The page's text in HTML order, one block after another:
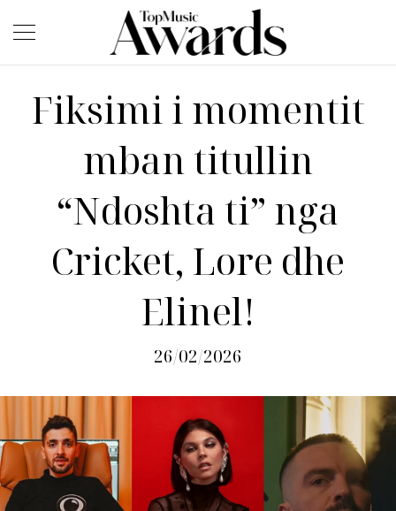
Fiksimi i momentit
mban titullin
“Ndoshta ti” nga
Cricket, Lore dhe
Elinel!
26/02/2026